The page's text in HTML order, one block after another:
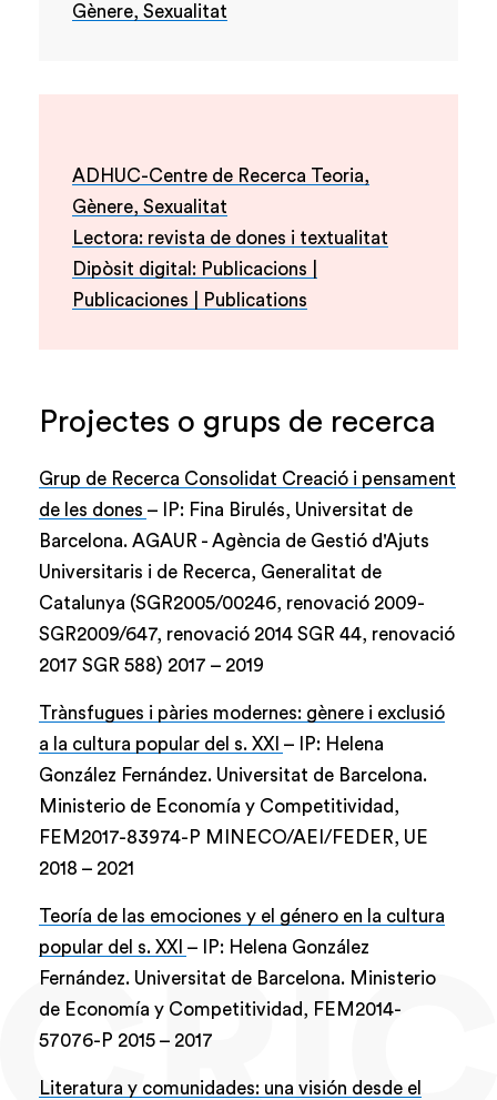
Gènere, Sexualitat
ADHUC-Centre de Recerca Teoria,
Gènere, Sexualitat
Lectora: revista de dones i textualitat
Dipòsit digital: Publicacions |
Publicaciones | Publications
Projectes o grups de recerca
Grup de Recerca Consolidat Creació i pensament
de les dones – IP: Fina Birulés, Universitat de
Barcelona. AGAUR - Agència de Gestió d'Ajuts
Universitaris i de Recerca, Generalitat de
Catalunya (SGR2005/00246, renovació 2009-
SGR2009/647, renovació 2014 SGR 44, renovació
2017 SGR 588) 2017 – 2019
Trànsfugues i pàries modernes: gènere i exclusió
a la cultura popular del s. XXI – IP: Helena
González Fernández. Universitat de Barcelona.
Ministerio de Economía y Competitividad,
FEM2017-83974-P MINECO/AEI/FEDER, UE
2018 – 2021
Teoría de las emociones y el género en la cultura
popular del s. XXI – IP: Helena González
Fernández. Universitat de Barcelona. Ministerio
de Economía y Competitividad, FEM2014-
57076-P 2015 – 2017
Literatura y comunidades: una visión desde el